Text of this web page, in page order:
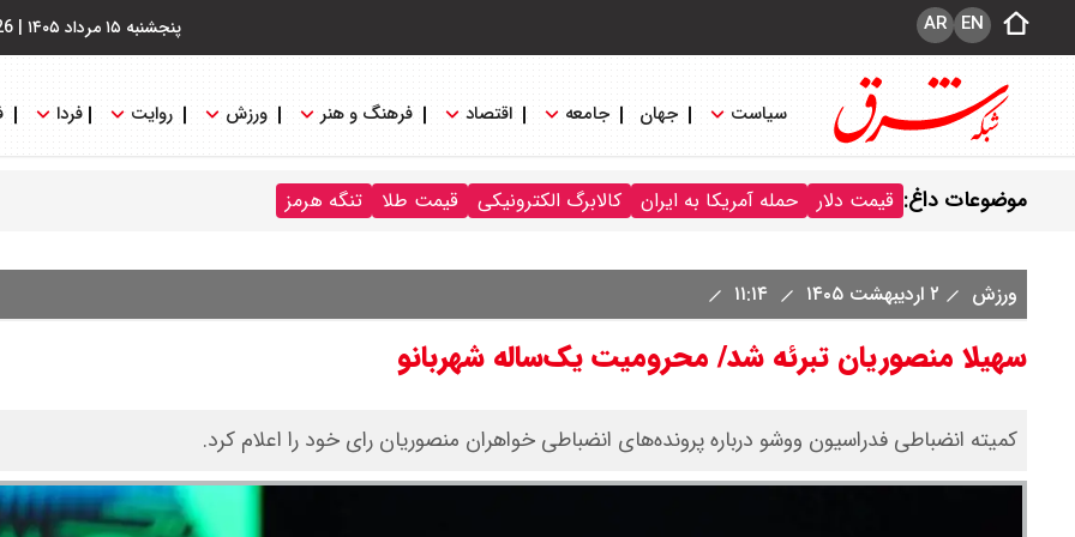
پنجشنبه ۱۵ مرداد ۱۴۰۵ | EN
AR
سیاست جهان جامعه اقتصاد فرهنگ و هنر ورزش روایت فردا
موضوعات داغ: قیمت دلار حمله آمریکا به ایران کالابرگ الکترونیکی قیمت طلا تنگه هرمز
ورزش ۲ اردیبهشت ۱۴۰۵
سهیلا منصوریان تبرئه شد/ محرومیت یک‌ساله شهربانو
کمیته انضباطی فدراسیون ووشو درباره پرونده‌های انضباطی خواهران منصوریان رای خود را اعلام کرد.